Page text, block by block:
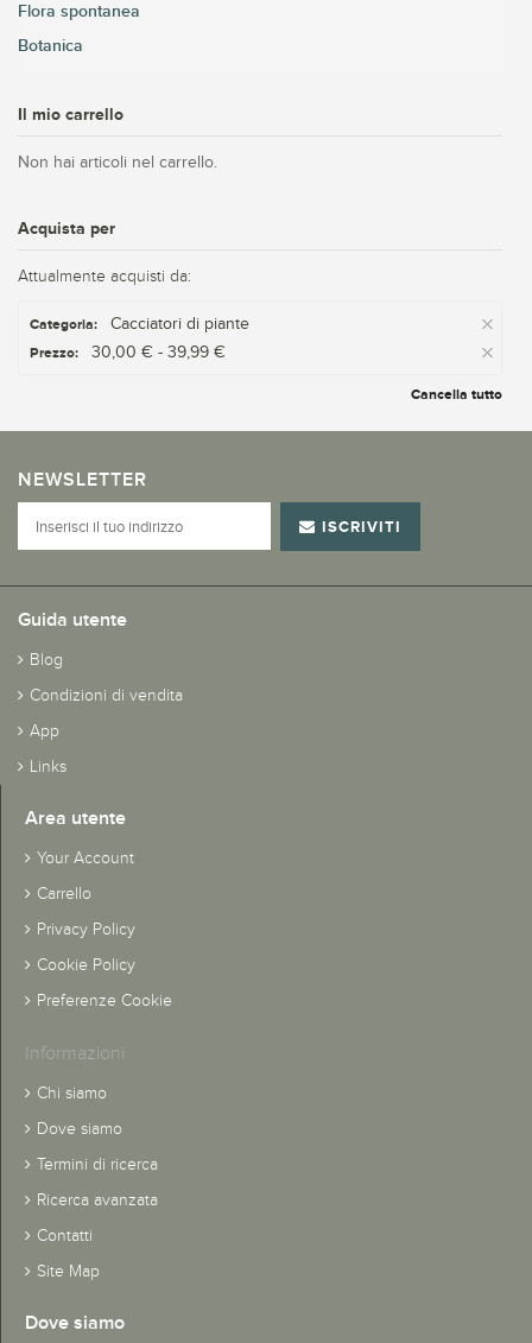
Flora spontanea
Botanica
Il mio carrello
Non hai articoli nel carrello.
Acquista per
Attualmente acquisti da:
Categoria: Cacciatori di piante
Prezzo: 30,00 € - 39,99 €
Cancella tutto
NEWSLETTER
ISCRIVITI
Guida utente
Blog
Condizioni di vendita
App
Links
Area utente
Your Account
Carrello
Privacy Policy
Cookie Policy
Preferenze Cookie
Informazioni
Chi siamo
Dove siamo
Termini di ricerca
Ricerca avanzata
Contatti
Site Map
Dove siamo